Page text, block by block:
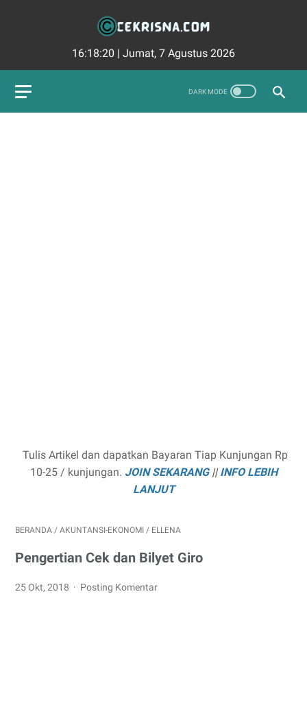
16:18:21 | Jumat, 7 Agustus 2026
Tulis Artikel dan dapatkan Bayaran Tiap Kunjungan Rp
10-25 / kunjungan. JOIN SEKARANG||INFO LEBIH
LANJUT
BERANDA / AKUNTANSI-EKONOMI / ELLENA
Pengertian Cek dan Bilyet Giro
25 Okt, 2018 Posting Komentar